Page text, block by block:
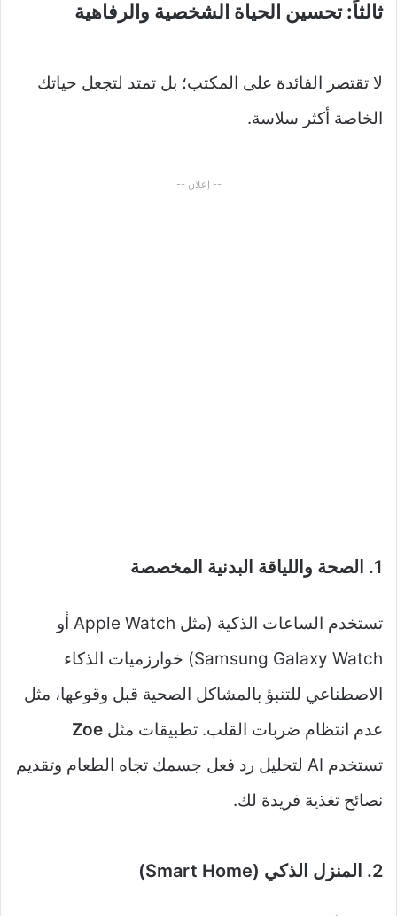
ثالثاً: تحسين الحياة الشخصية والرفاهية
لا تقتصر الفائدة على المكتب؛ بل تمتد لتجعل حياتك
الخاصة أكثر سلاسة.
-- إعلان --
1. الصحة واللياقة البدنية المخصصة
تستخدم الساعات الذكية (مثل Apple Watch أو
Samsung Galaxy Watch) خوارزميات الذكاء
الاصطناعي للتنبؤ بالمشاكل الصحية قبل وقوعها، مثل
عدم انتظام ضربات القلب. تطبيقات مثل Zoe
تستخدم AI لتحليل رد فعل جسمك تجاه الطعام وتقديم
نصائح تغذية فريدة لك.
2. المنزل الذكي (Smart Home)